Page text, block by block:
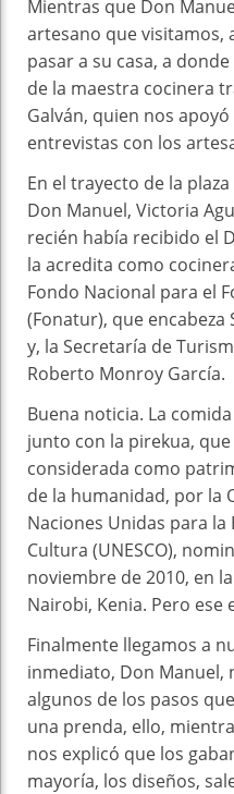
Mientras que Don
artesano que visitamos,
pasar a su casa, a
de la maestra cocinera
Galván, quien nos
entrevistas con los
En el trayecto de la
Don Manuel, Victoria
recién había recibido el
la acredita como
Fondo Nacional para el
(Fonatur), que encabeza
y, la Secretaría de
Roberto Monroy García.
Buena noticia. La
junto con la pirekua,
considerada como
de la humanidad, por la
Naciones Unidas para la
Cultura (UNESCO),
noviembre de 2010, en
Nairobi, Kenia. Pero ese
Finalmente llegamos a
inmediato, Don Manuel,
algunos de los pasos
una prenda, ello,
nos explicó que los
mayoría, los diseños,